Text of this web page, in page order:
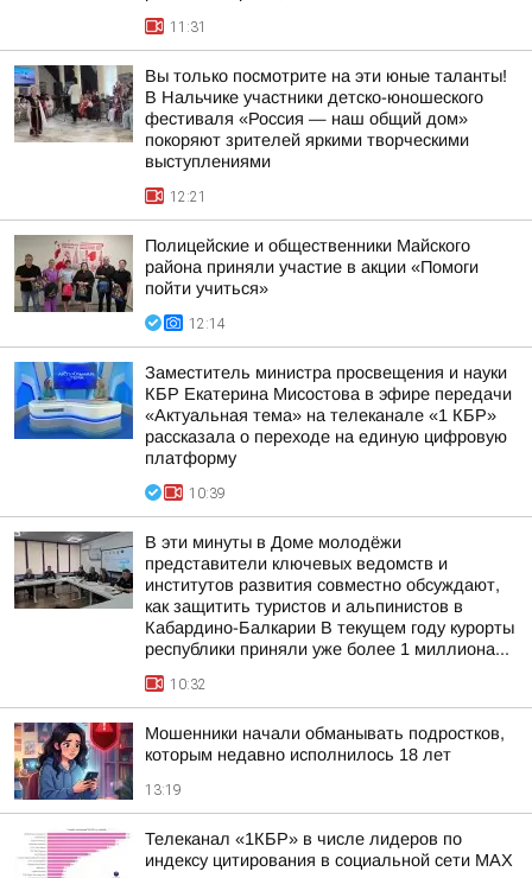
11:31
Вы только посмотрите на эти юные таланты!
В Нальчике участники детско-юношеского
фестиваля «Россия — наш общий дом»
покоряют зрителей яркими творческими
выступлениями
12:21
Полицейские и общественники Майского
района приняли участие в акции «Помоги
пойти учиться»
12:14
Заместитель министра просвещения и науки
КБР Екатерина Мисостова в эфире передачи
«Актуальная тема» на телеканале «1 КБР»
рассказала о переходе на единую цифровую
платформу
10:39
В эти минуты в Доме молодёжи
представители ключевых ведомств и
институтов развития совместно обсуждают,
как защитить туристов и альпинистов в
Кабардино-Балкарии В текущем году курорты
республики приняли уже более 1 миллиона...
10:32
Мошенники начали обманывать подростков,
которым недавно исполнилось 18 лет
13:19
Телеканал «1КБР» в числе лидеров по
индексу цитирования в социальной сети MAX